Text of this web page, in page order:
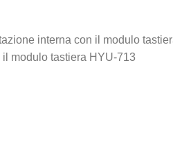
interna con il modulo
modulo tastiera HYU-713